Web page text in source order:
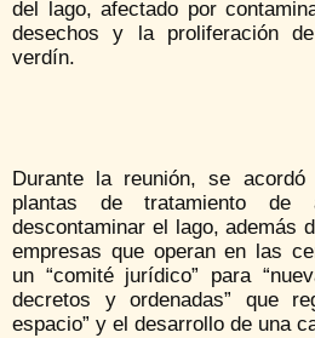
del lago, afectado por
desechos y la proliferación
verdín.
Durante la reunión, se
plantas de tratamiento de
descontaminar el lago, además
empresas que operan en las
un “comité jurídico” para
decretos y ordenadas” que
espacio” y el desarrollo de una